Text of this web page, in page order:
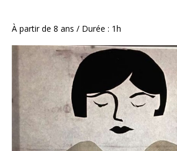
À partir de 8 ans / Durée : 1h